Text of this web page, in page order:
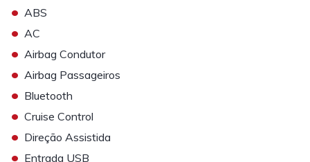
• ABS
• AC
• Airbag Condutor
• Airbag Passageiros
• Bluetooth
• Cruise Control
• Direção Assistida
• Entrada USB